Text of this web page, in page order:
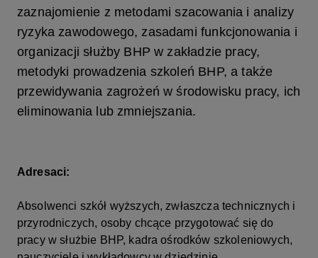
zaznajomienie z metodami szacowania i analizy
ryzyka zawodowego, zasadami funkcjonowania i
organizacji służby BHP w zakładzie pracy,
metodyki prowadzenia szkoleń BHP, a także
przewidywania zagrożeń w środowisku pracy, ich
eliminowania lub zmniejszania.
Adresaci:
Absolwenci szkół wyższych, zwłaszcza technicznych i
przyrodniczych, osoby chcące przygotować się do
pracy w służbie BHP, kadra ośrodków szkoleniowych,